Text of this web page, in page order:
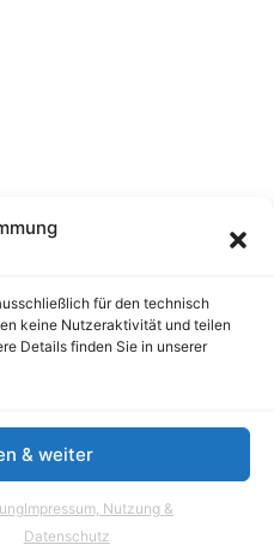
für den technisch
keine Nutzeraktivität und teilen
Details finden Sie in unserer
& weiter
Impressum, Nutzung &
Datenschutz
Projekt von